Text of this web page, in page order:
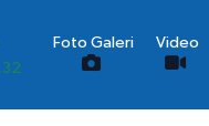
Foto Galeri Video